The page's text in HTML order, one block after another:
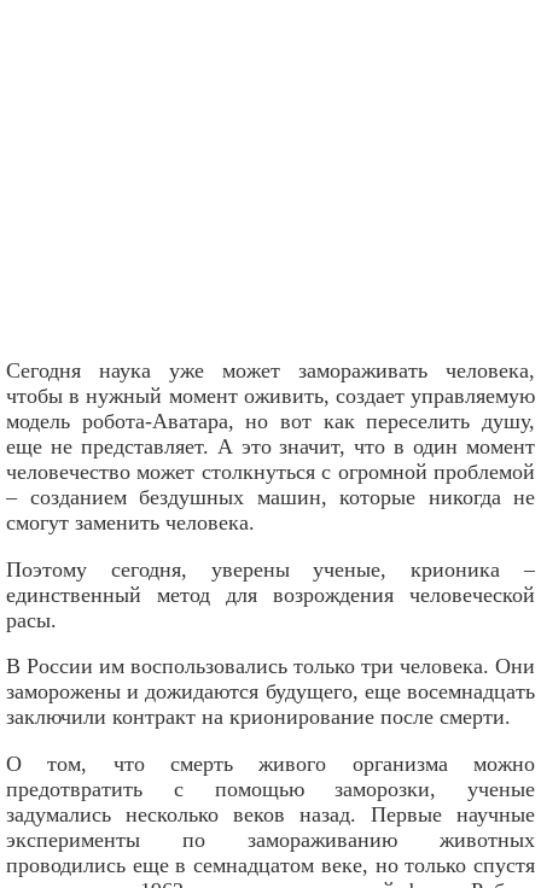
Сегодня наука уже может замораживать человека,
чтобы в нужный момент оживить, создает управляемую
модель робота-Аватара, но вот как переселить душу,
еще не представляет. А это значит, что в один момент
человечество может столкнуться с огромной проблемой
– созданием бездушных машин, которые никогда не
смогут заменить человека.
Поэтому сегодня, уверены ученые, крионика –
единственный метод для возрождения человеческой
расы.
В России им воспользовались только три человека. Они
заморожены и дожидаются будущего, еще восемнадцать
заключили контракт на крионирование после смерти.
О том, что смерть живого организма можно
предотвратить с помощью заморозки, ученые
задумались несколько веков назад. Первые научные
эксперименты по замораживанию животных
проводились еще в семнадцатом веке, но только спустя